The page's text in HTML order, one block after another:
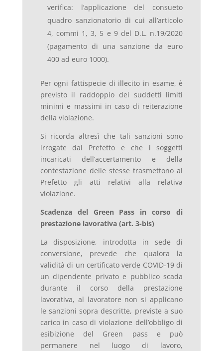
verifica: l’applicazione del consueto
quadro sanzionatorio di cui all’articolo
4, commi 1, 3, 5 e 9 del D.L. n.19/2020
(pagamento di una sanzione da euro
400 ad euro 1000).
Per ogni fattispecie di illecito in esame, è
previsto il raddoppio dei suddetti limiti
minimi e massimi in caso di reiterazione
della violazione.
Si ricorda altresì che tali sanzioni sono
irrogate dal Prefetto e che i soggetti
incaricati dell’accertamento e della
contestazione delle stesse trasmettono al
Prefetto gli atti relativi alla relativa
violazione.
Scadenza del Green Pass in corso di
prestazione lavorativa (art. 3-bis)
La disposizione, introdotta in sede di
conversione, prevede che qualora la
validità di un certificato verde COVID-19 di
un dipendente privato e pubblico scada
durante il corso della prestazione
lavorativa, al lavoratore non si applicano
le sanzioni sopra descritte, previste a suo
carico in caso di violazione dell’obbligo di
esibizione del Green pass e può
permanere nel luogo di lavoro,